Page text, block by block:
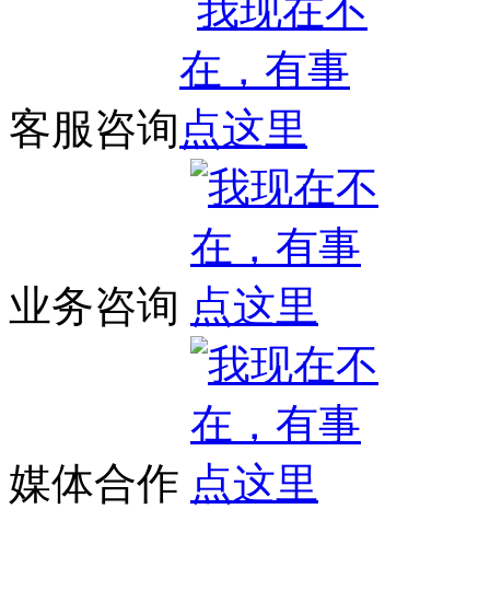
客服咨询
业务咨询
媒体合作